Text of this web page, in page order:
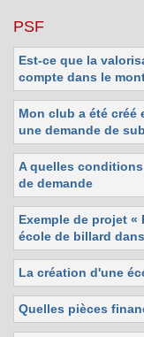
PSF
Est-ce que la
compte dans le
Mon club a été
une demande de
A quelles
de demande
Exemple de projet «
école de billard
La création d'une
Quelles pièces